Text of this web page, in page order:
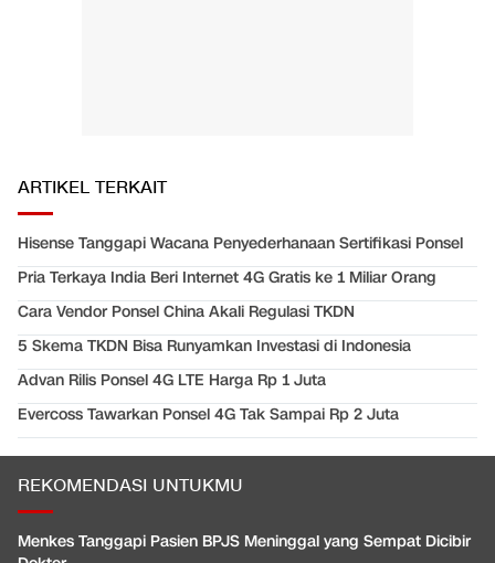
ARTIKEL TERKAIT
Hisense Tanggapi Wacana Penyederhanaan Sertifikasi Ponsel
Pria Terkaya India Beri Internet 4G Gratis ke 1 Miliar Orang
Cara Vendor Ponsel China Akali Regulasi TKDN
5 Skema TKDN Bisa Runyamkan Investasi di Indonesia
Advan Rilis Ponsel 4G LTE Harga Rp 1 Juta
Evercoss Tawarkan Ponsel 4G Tak Sampai Rp 2 Juta
REKOMENDASI UNTUKMU
Menkes Tanggapi Pasien BPJS Meninggal yang Sempat Dicibir